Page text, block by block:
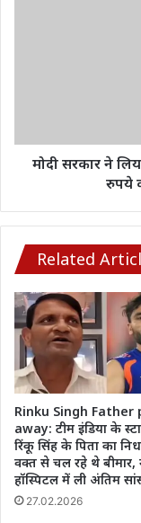
के
कटौती
की,
जानें
ताजा
रेट
मोदी सरकार ने
रुपये
Related
Rinku Singh Father
away: टीम इंडिया के स्टार
रिंकू सिंह के पिता का
वक्त से चल रहे थे बीमार,
हॉस्पिटल में ली अंतिम
27.02.2026